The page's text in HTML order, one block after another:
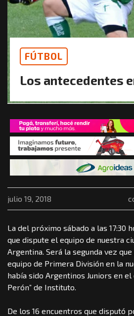
FÚTBOL
Los antecedentes
julio 19, 2018
La del próximo sábado a las 17:30
que dispute el equipo de nuestra
Argentina. Será la segunda vez
equipo de Primera División en la
había sido Argentinos Juniors en el
Perón” de Instituto.
De los 16 encuentros que disputó